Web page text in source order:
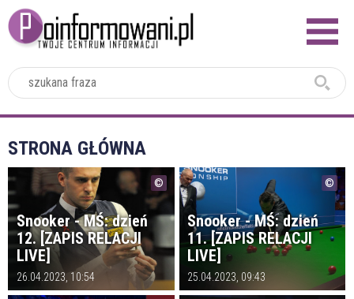
STRONA GŁÓWNA
Snooker - MŚ: dzień
12. [ZAPIS RELACJI
LIVE]
26.04.2023, 10:54
Snooker - MŚ: dzień
11. [ZAPIS RELACJI
LIVE]
25.04.2023, 09:43